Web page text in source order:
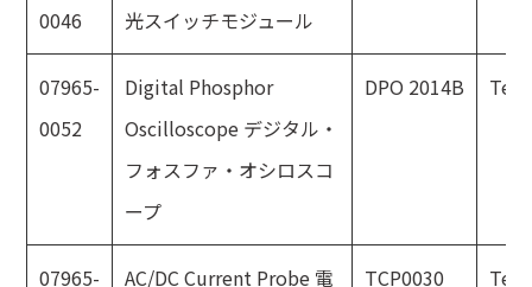
0046
光スイッチモジュール
07965-
0052
Digital Phosphor
Oscilloscope デジタル・
フォスファ・オシロスコ
ープ
DPO 2014B
07965-
AC/DC Current Probe 電
TCP0030